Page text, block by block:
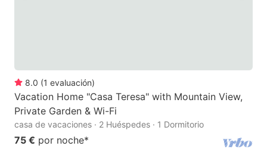
8.0 (1 evaluación)
Vacation Home "Casa Teresa" with Mountain View,
Private Garden & Wi-Fi
casa de vacaciones · 2 Huéspedes · 1 Dormitorio
75 € por noche*